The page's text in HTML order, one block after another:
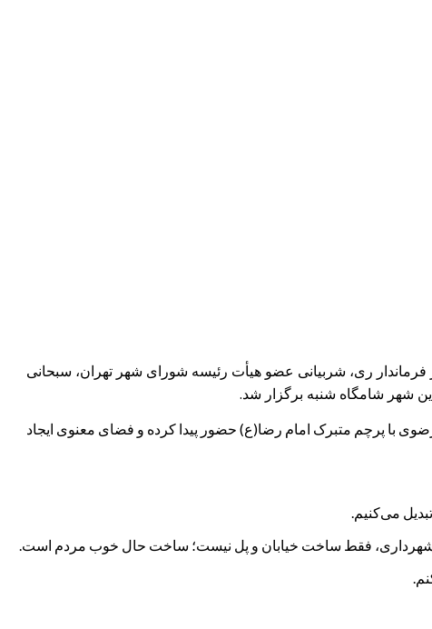
شاد و متنوع با حضور سلیمان‌پور فرماندار ری، شربیانی عضو هیأت رئیسه شورای شهر تهران، سبحانی
شهر شامگاه شنبه برگزار شد.
با پرچم متبرک امام رضا(ع) حضور پیدا کرده و فضای معنوی ایجاد
می‌کنیم.
شهرداری، فقط ساخت خیابان و پل نیست؛ ساخت حال خوب مردم است.